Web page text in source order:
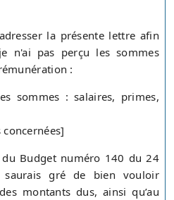
la présente lettre afin
n'ai pas perçu les sommes
:
sommes : salaires, primes,
Budget numéro 140 du 24
gré de bien vouloir
montants dus, ainsi qu’au